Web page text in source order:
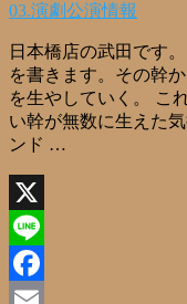
03.演劇公演情報
日本橋店の武田です
を書きます。その幹
を生やしていく。 こ
い幹が無数に生えた
ンド …
X
Line
Facebook